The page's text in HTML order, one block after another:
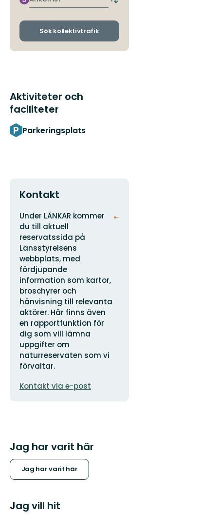
Byt
och
Sök kollektivtrafik
Aktiviteter och
faciliteter
Parkeringsplats
Kontakt
Adress
Under LÄNKAR kommer
du till aktuell
reservatssida på
Länsstyrelsens
webbplats, med
fördjupande
information som kartor,
broschyrer och
hänvisning till relevanta
aktörer. Här finns även
en rapportfunktion för
dig som vill lämna
uppgifter om
naturreservaten som vi
förvaltar.
postadress
Kontakt via e-post
Organisationens
Jag har varit här
Jag har varit här
Jag vill hit